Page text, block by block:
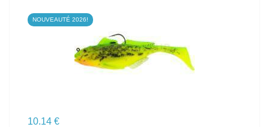
VOIR LE PRODUIT
NOUVEAUTÉ 2026!
10.14 €